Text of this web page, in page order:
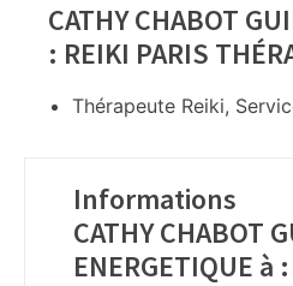
CATHY CHABOT
: REIKI PARIS
Thérapeute Reiki,
Informations
CATHY CHABOT
ENERGETIQUE à :